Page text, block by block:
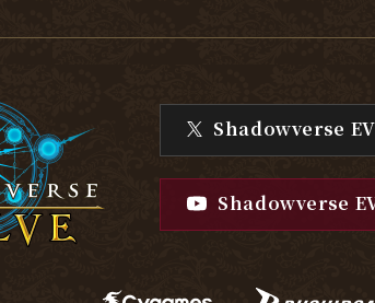
Shadowverse
Shadowverse